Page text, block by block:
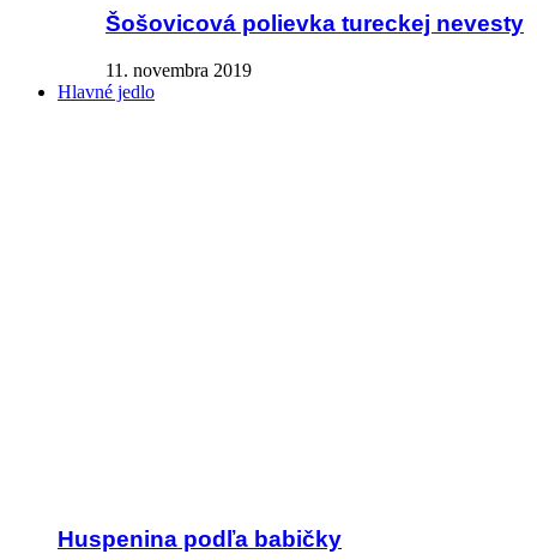
Šošovicová polievka tureckej nevesty
11. novembra 2019
Hlavné jedlo
Huspenina podľa babičky